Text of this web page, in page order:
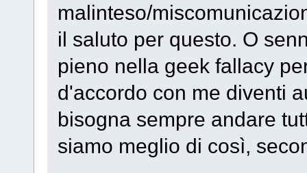
malinteso/
il saluto per questo. O
pieno nella geek fallacy
d'accordo con me diventi
bisogna sempre andare
siamo meglio di così,